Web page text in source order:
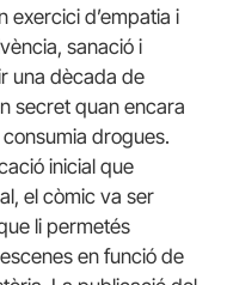
exercici d’empatia i
sanació i
una dècada de
secret quan encara
drogues.
inicial que
el còmic va ser
li permetés
en funció de